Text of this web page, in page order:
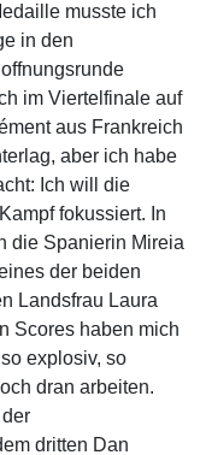
musste ich
in den
im Viertelfinale auf
aus Frankreich
aber ich habe
Ich will die
fokussiert. In
die Spanierin Mireia
der beiden
Landsfrau Laura
Scores haben mich
explosiv, so
dran arbeiten.
dritten Dan